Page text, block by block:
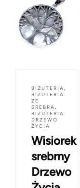
BIŻUTERIA,
BIŻUTERIA
ZE
SREBRA,
BIŻUTERIA
DRZEWO
ŻYCIA
Wisiorek
srebrny
Drzewo